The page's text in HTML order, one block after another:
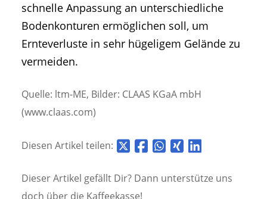
schnelle Anpassung an unterschiedliche
Bodenkonturen ermöglichen soll, um
Ernteverluste in sehr hügeligem Gelände zu
vermeiden.
Quelle: ltm-ME, Bilder: CLAAS KGaA mbH
(www.claas.com)
Diesen Artikel teilen:
Dieser Artikel gefällt Dir? Dann unterstütze uns
doch über die Kaffeekasse!